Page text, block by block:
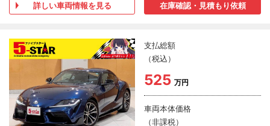
詳しい車両情報を見る 在庫確認・見積もり依頼
支払総額
（税込）
525 万円
車両本体価格
（非課税）